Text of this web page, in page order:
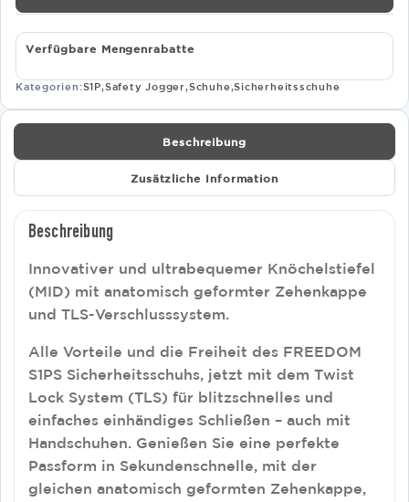
TLS
Verfügbare Mengenrabatte
Kategorien:S1P,Safety Jogger,Schuhe,Sicherheitsschuhe
Beschreibung
Zusätzliche Information
Beschreibung
Innovativer und ultrabequemer Knöchelstiefel
(MID) mit anatomisch geformter Zehenkappe
und TLS-Verschlusssystem.
Alle Vorteile und die Freiheit des FREEDOM
S1PS Sicherheitsschuhs, jetzt mit dem Twist
Lock System (TLS) für blitzschnelles und
einfaches einhändiges Schließen – auch mit
Handschuhen. Genießen Sie eine perfekte
Passform in Sekundenschnelle, mit der
gleichen anatomisch geformten Zehenkappe,